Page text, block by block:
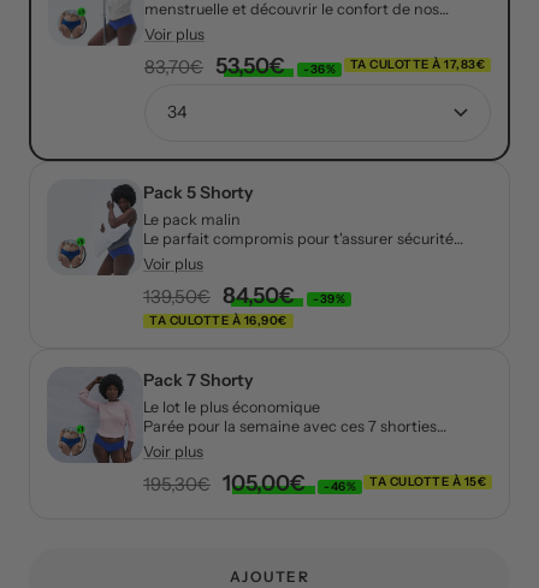
menstruelle et découvrir le confort de nos
shorties.
Voir plus
Prix
83,70€ Prix
53,50€ -36% TA CULOTTE À 17,83€
34
Pack 5 Shorty
Le pack malin
Le parfait compromis pour t'assurer sécurité
pendant tes règles et économies !
Voir plus
Prix
normal
139,50€ Prix
de
84,50€
-39%
TA CULOTTE À 16,90€
Pack 7 Shorty
Le lot le plus économique
Parée pour la semaine avec ces 7 shorties
adaptés du début à la fin de ton cycle.
Voir plus
Prix
195,30€ Prix
105,00€ -46% TA CULOTTE À 15€
AJOUTER